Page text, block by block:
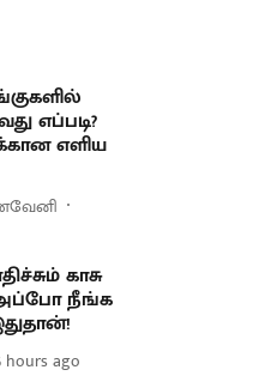
எப்படி?
எளிய
காசு
நீங்க
hours ago